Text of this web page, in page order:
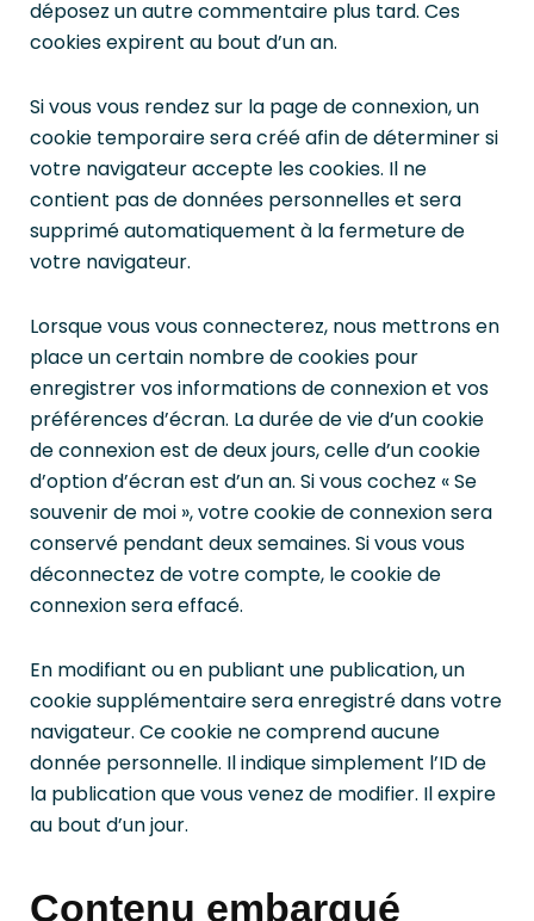
déposez un autre commentaire plus tard. Ces
cookies expirent au bout d’un an.
Si vous vous rendez sur la page de connexion, un
cookie temporaire sera créé afin de déterminer si
votre navigateur accepte les cookies. Il ne
contient pas de données personnelles et sera
supprimé automatiquement à la fermeture de
votre navigateur.
Lorsque vous vous connecterez, nous mettrons en
place un certain nombre de cookies pour
enregistrer vos informations de connexion et vos
préférences d’écran. La durée de vie d’un cookie
de connexion est de deux jours, celle d’un cookie
d’option d’écran est d’un an. Si vous cochez « Se
souvenir de moi », votre cookie de connexion sera
conservé pendant deux semaines. Si vous vous
déconnectez de votre compte, le cookie de
connexion sera effacé.
En modifiant ou en publiant une publication, un
cookie supplémentaire sera enregistré dans votre
navigateur. Ce cookie ne comprend aucune
donnée personnelle. Il indique simplement l’ID de
la publication que vous venez de modifier. Il expire
au bout d’un jour.
Contenu embarqué